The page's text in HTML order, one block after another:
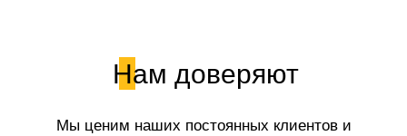
Нам доверяют
Мы ценим наших постоянных клиентов и